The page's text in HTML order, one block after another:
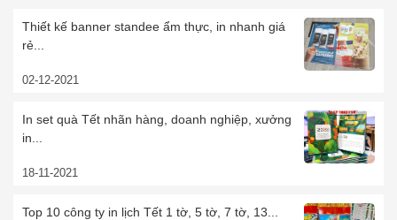
Thiết kế banner standee ẩm thực, in nhanh giá
rẻ...
02-12-2021
In set quà Tết nhãn hàng, doanh nghiệp, xưởng
in...
18-11-2021
Top 10 công ty in lịch Tết 1 tờ, 5 tờ, 7 tờ, 13...